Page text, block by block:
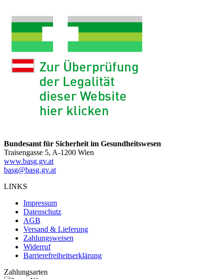
Bundesamt für Sicherheit im Gesundheitswesen
Traisengasse 5, A-1200 Wien
www.basg.gv.at
basg@basg.gv.at
LINKS
Impressum
Datenschutz
AGB
Versand & Lieferung
Zahlungsweisen
Widerruf
Barrierefreiheitserklärung
Zahlungsarten